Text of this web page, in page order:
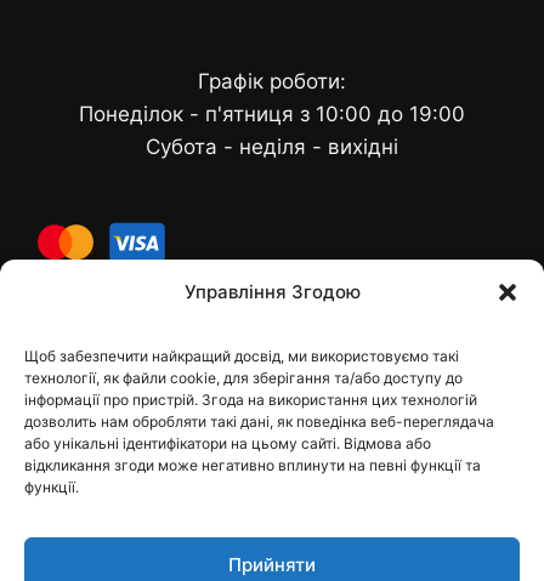
Управління Згодою
Щоб забезпечити найкращий досвід, ми використовуємо такі
технології, як файли cookie, для зберігання та/або доступу до
інформації про пристрій. Згода на використання цих технологій
дозволить нам обробляти такі дані, як поведінка веб-переглядача
або унікальні ідентифікатори на цьому сайті. Відмова або
відкликання згоди може негативно вплинути на певні функції та
функції.
Прийняти
Графік роботи:
Понеділок - п'ятниця з 10:00 до 19:00
Субота - неділя - вихідні
Контакти
dfbelements@gmail.com